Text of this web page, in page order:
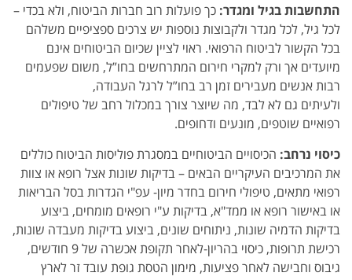
התחשבות בגיל ומגדר: כך פועלות רוב חברות הביטוח, ולא בכדי –
לכל גיל, לכל מגדר ולקבוצות נוספות יש צרכים ספציפיים משלהם
בכל הקשור לביטוח הרפואי. ראוי לציין שכיום הביטוחים אינם
מיועדים אך ורק למקרי חירום המתרחשים בחו”ל, משום שפעמים
רבות אנשים מעבירים זמן רב בחו”ל לרגל העבודה,
ולעיתים גם לא לבד, מה שיוצר צורך במכלול רחב של טיפולים
רפואיים שוטפים, מונעים ודחופים.
כיסוי נרחב: הכיסויים הביטוחיים במסגרת פוליסות הביטוח כוללים
את המרכיבים העיקריים הבאים – בדיקות שונות אצל רופא או צוות
רפואי מתאים, טיפולי חירום בחדר מיון- עפ"י הגדרות בסל הבריאות
או באישור רופא או ממד"א, בדיקות ע"י רופאים מומחים, ביצוע
בדיקות הדמיה שונות, ניתוחים שונים, ביצוע בדיקות מעבדה שונות,
רכישת תרופות, כיסוי בהריון-לאחר תקופת אכשרה של 9 חודשים,
גיבוס וחבישה לאחר פציעות, מימון הטסת גופת עובד זר לארץ